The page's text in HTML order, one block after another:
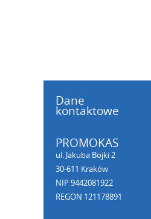
Dane
kontaktowe
PROMOKAS
ul. Jakuba Bojki 2
30-611 Kraków
NIP 9442081922
REGON 121178891